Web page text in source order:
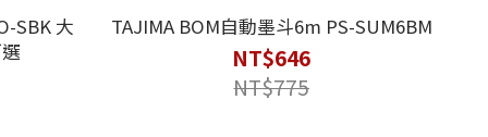
SBK 大
TAJIMA BOM自動墨斗6m PS-SUM6BM
NT$646
NT$775